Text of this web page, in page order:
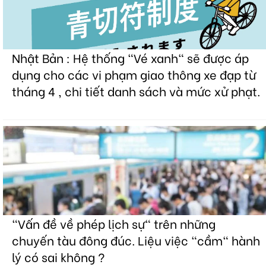
Nhật Bản : Hệ thống "Vé xanh" sẽ được áp
dụng cho các vi phạm giao thông xe đạp từ
tháng 4 , chi tiết danh sách và mức xử phạt.
"Vấn đề về phép lịch sự" trên những
chuyến tàu đông đúc. Liệu việc "cầm" hành
lý có sai không ?